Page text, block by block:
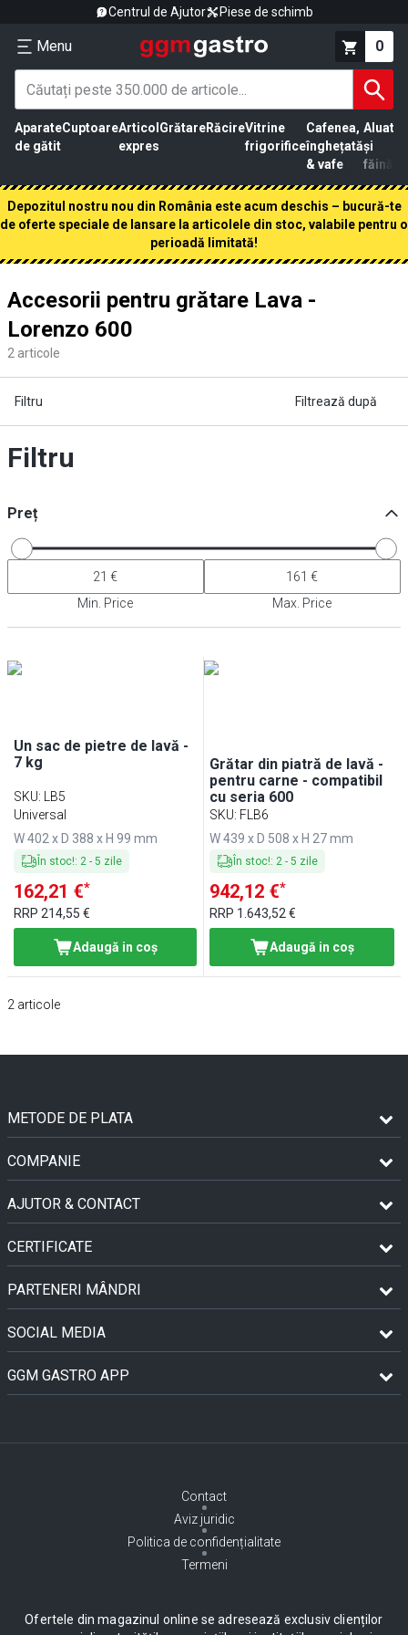
Centrul de Ajutor Piese de schimb
Menu 0
Aparate
de gătit
CuptoareArticol
expres
GrătareRăcireVitrine
frigorifice
Cafenea,
înghețată
& vafe
Aluat
și
făină
Depozitul nostru nou din România este acum deschis – bucură-te
de oferte speciale de lansare la articolele din stoc, valabile pentru o
perioadă limitată!
Accesorii pentru grătare Lava -
Lorenzo 600
2 articole
Filtru Filtrează după
Filtru
Preț
Min. Price Max. Price
Un sac de pietre de lavă -
7 kg
SKU:
LB5
Universal
W 402 x D 388 x H 99 mm
În stoc!: 2- 5 zile
162,21 €*
RRP 214,55 €
Adaugă in coş
Grătar din piatră de lavă -
pentru carne - compatibil
cu seria 600
SKU: FLB6
W 439 x D 508 x H 27 mm
În stoc!: 2 -5 zile
942,12 €*
RRP 1.643,52 €
Adaugă in coş
2 articole
METODE DE PLATA
COMPANIE
AJUTOR & CONTACT
CERTIFICATE
PARTENERI MÂNDRI
SOCIAL MEDIA
GGM GASTRO APP
Contact
Aviz juridic
Politica de confidențialitate
Termeni
Ofertele din magazinul online se adresează exclusiv clienților